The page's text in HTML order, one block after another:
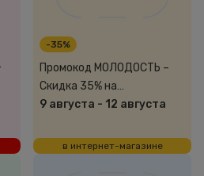
-35%
Промокод МОЛОДОСТЬ –
Скидка 35% на
декоративную и уходовую
9 августа - 12 августа
в интернет-магазине